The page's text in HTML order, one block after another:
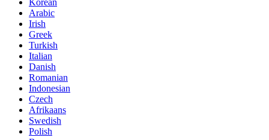
Korean
Arabic
Irish
Greek
Turkish
Italian
Danish
Romanian
Indonesian
Czech
Afrikaans
Swedish
Polish